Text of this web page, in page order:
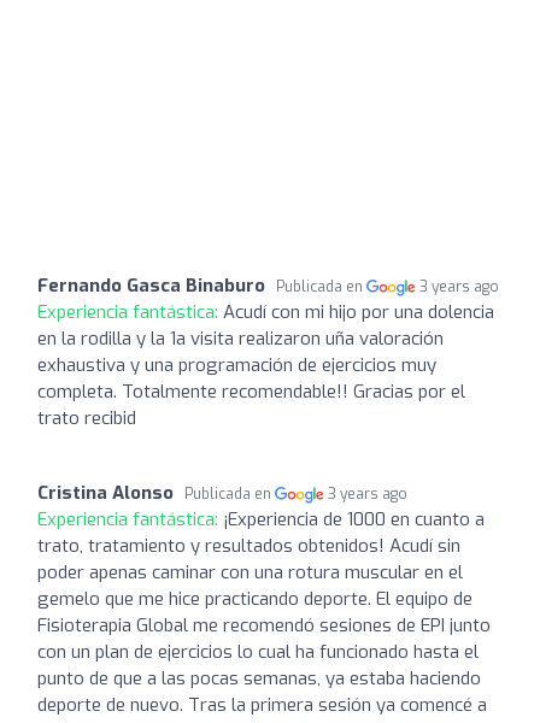
Fernando Gasca Binaburo Publicada en 3 years ago
Experiencia fantástica: Acudí con mi hijo por una dolencia
en la rodilla y la 1a visita realizaron uña valoración
exhaustiva y una programación de ejercicios muy
completa. Totalmente recomendable!! Gracias por el
trato recibid
Cristina Alonso Publicada en 3 years ago
Experiencia fantástica: ¡Experiencia de 1000 en cuanto a
trato, tratamiento y resultados obtenidos! Acudí sin
poder apenas caminar con una rotura muscular en el
gemelo que me hice practicando deporte. El equipo de
Fisioterapia Global me recomendó sesiones de EPI junto
con un plan de ejercicios lo cual ha funcionado hasta el
punto de que a las pocas semanas, ya estaba haciendo
deporte de nuevo. Tras la primera sesión ya comencé a